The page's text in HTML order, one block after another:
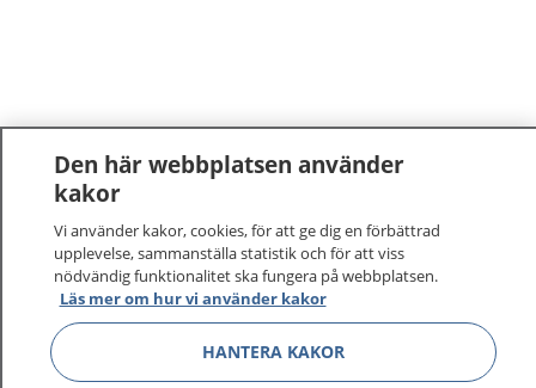
1177–tryggt om din hälsa och vård
På 1177.se får du råd om hälsa och information om
Den här webbplatsen använder
kakor
Vi använder kakor, cookies, för att ge dig en förbättrad
upplevelse, sammanställa statistik och för att viss
nödvändig funktionalitet ska fungera på webbplatsen.
Läs mer om hur vi använder kakor
HANTERA KAKOR